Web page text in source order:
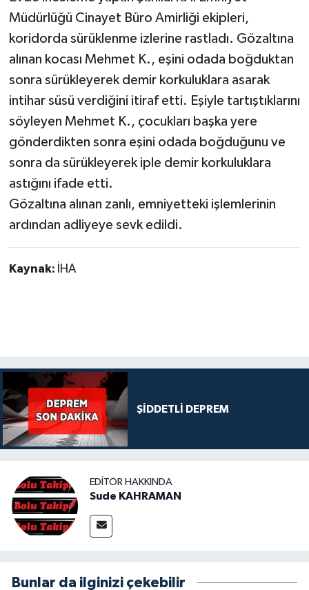
Müdürlüğü Cinayet Büro Amirliği ekipleri,
koridorda sürüklenme izlerine rastladı. Gözaltına
alınan kocası Mehmet K., eşini odada boğduktan
sonra sürükleyerek demir korkuluklara asarak
intihar süsü verdiğini itiraf etti. Eşiyle tartıştıklarını
söyleyen Mehmet K., çocukları başka yere
gönderdikten sonra eşini odada boğduğunu ve
sonra da sürükleyerek iple demir korkuluklara
astığını ifade etti.
Gözaltına alınan zanlı, emniyetteki işlemlerinin
ardından adliyeye sevk edildi.
Kaynak: İHA
ŞİDDETLİ DEPREM
EDITÖR HAKKINDA
Sude KAHRAMAN
Bunlar da ilginizi çekebilir